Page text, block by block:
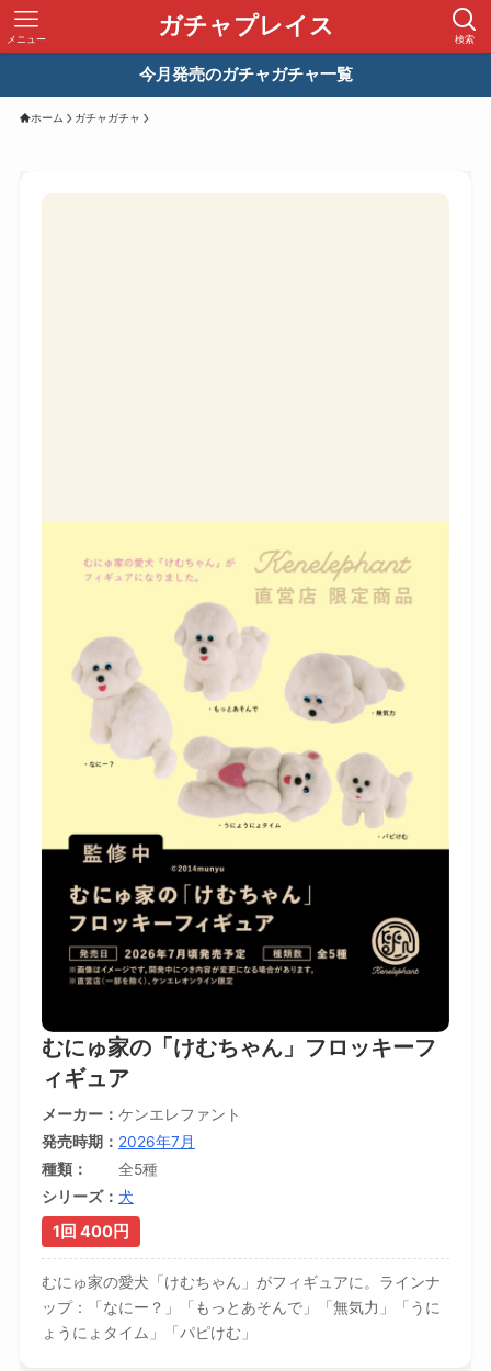
ガチャプレイス 検索
メニュー
今月発売のガチャガチャ一覧
ホーム ガチャガチャ
むにゅ家の「けむちゃん」フロッキーフ
ィギュア
メーカー
ケンエレファント
発売時期
2026年7月
種類
全5種
シリーズ
犬
1回 400円
むにゅ家の愛犬「けむちゃん」がフィギュアに。ラインナ
ップ：「なにー？」「もっとあそんで」「無気力」「うに
ょうにょタイム」「パピけむ」